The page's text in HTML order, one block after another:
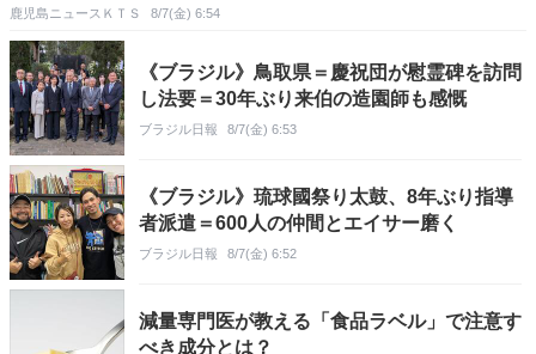
鹿児島ニュースＫＴＳ 8/7(金) 6:54
《ブラジル》鳥取県＝慶祝団が慰霊碑を訪問
し法要＝30年ぶり来伯の造園師も感慨
ブラジル日報 8/7(金) 6:53
《ブラジル》琉球國祭り太鼓、8年ぶり指導
者派遣＝600人の仲間とエイサー磨く
ブラジル日報 8/7(金) 6:52
減量専門医が教える「食品ラベル」で注意す
べき成分とは？